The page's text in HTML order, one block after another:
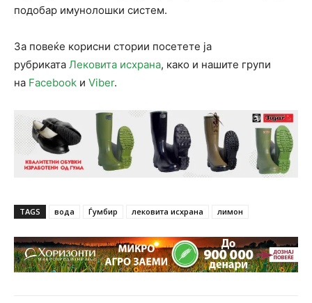
подобар имунолошки систем.
За повеќе корисни стории посетете ја
рубриката Лековита исхрана, како и нашите групи
на Facebook и Viber.
TAGS вода Ѓумбир лековита исхрана лимон